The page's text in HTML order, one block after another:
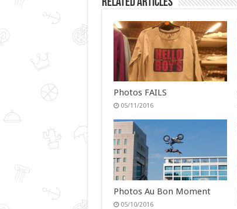
Photos FAILS
05/11/2016
Photos Au Bon Moment
05/10/2016